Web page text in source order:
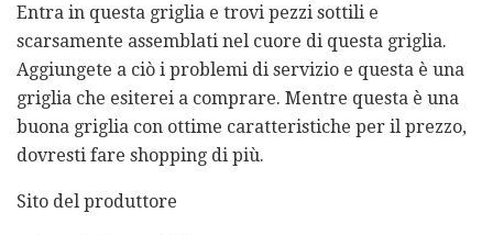
Entra in questa griglia e trovi pezzi sottili e
scarsamente assemblati nel cuore di questa griglia.
Aggiungete a ciò i problemi di servizio e questa è una
griglia che esiterei a comprare. Mentre questa è una
buona griglia con ottime caratteristiche per il prezzo,
dovresti fare shopping di più.
Sito del produttore